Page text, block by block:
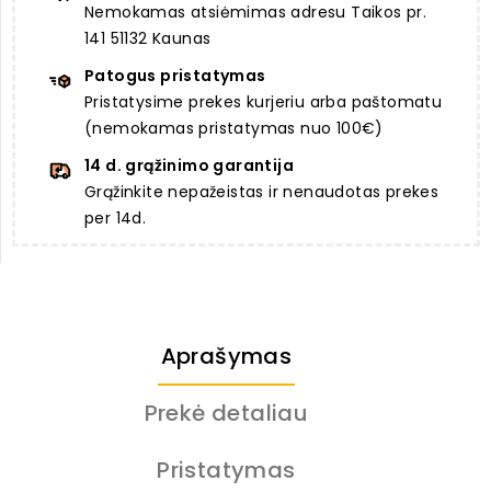
Nemokamas atsiėmimas adresu Taikos pr.
141 51132 Kaunas
Patogus pristatymas
Pristatysime prekes kurjeriu arba paštomatu
(nemokamas pristatymas nuo 100€)
14 d. grąžinimo garantija
Grąžinkite nepažeistas ir nenaudotas prekes
per 14d.
Aprašymas
Prekė detaliau
Pristatymas